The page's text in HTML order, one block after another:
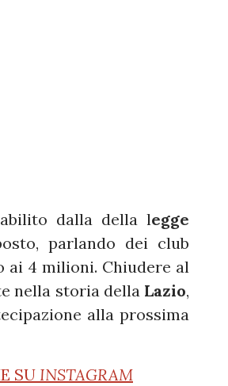
dalla della legge
parlando dei club
ai 4 milioni. Chiudere al
nella storia della Lazio,
alla prossima
SU INSTAGRAM